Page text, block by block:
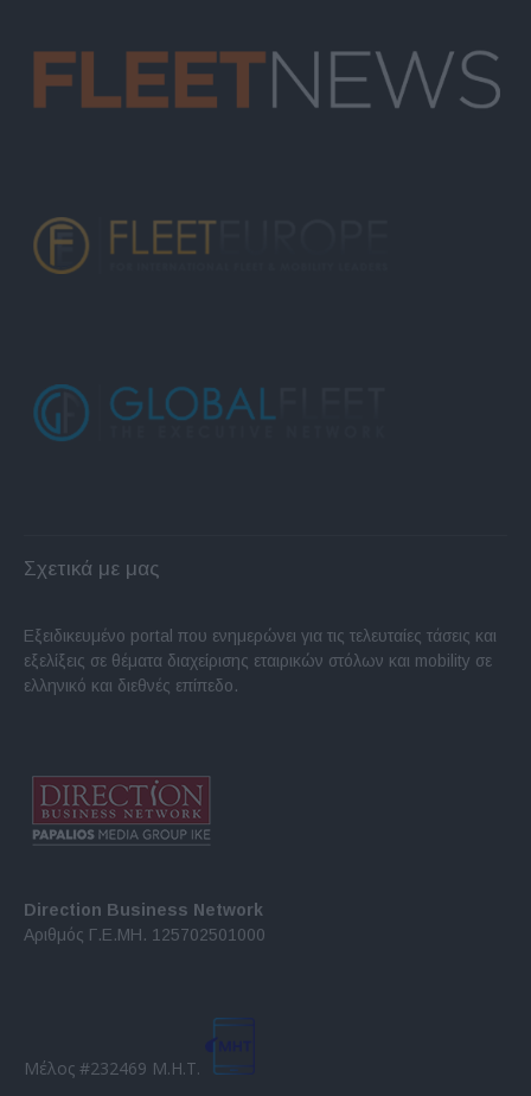
Σχετικά με μας
Εξειδικευμένο portal που ενημερώνει για τις τελευταίες τάσεις και
εξελίξεις σε θέματα διαχείρισης εταιρικών στόλων και mobility σε
ελληνικό και διεθνές επίπεδο.
Direction Business Network
Αριθμός Γ.Ε.ΜΗ. 125702501000
Μέλος #232469 Μ.Η.Τ.